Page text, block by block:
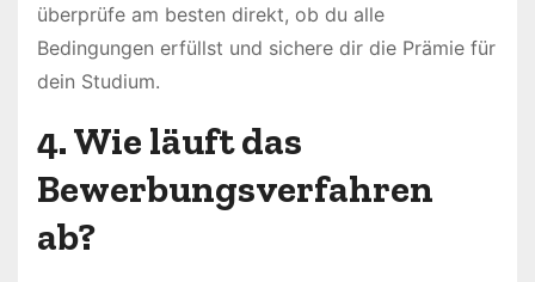
überprüfe am besten direkt, ob du alle
Bedingungen erfüllst und sichere dir die Prämie für
dein Studium.
4. Wie läuft das
Bewerbungsverfahren
ab?